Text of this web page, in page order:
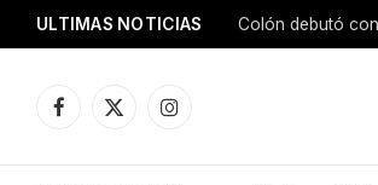
ULTIMAS NOTICIAS Colón debutó
Facebook
X
Instagram